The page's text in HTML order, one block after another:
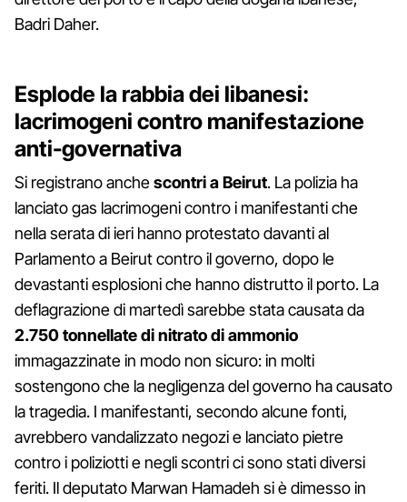
Badri Daher.
Esplode la rabbia dei libanesi:
lacrimogeni contro manifestazione
anti-governativa
Si registrano anchescontri a Beirut. La polizia ha
lanciato gas lacrimogeni contro i manifestanti che
nella serata di ieri hanno protestato davanti al
Parlamento a Beirut contro il governo, dopo le
devastanti esplosioni che hanno distrutto il porto. La
deflagrazione di martedì sarebbe stata causata da
2.750 tonnellate di nitrato di ammonio
immagazzinate in modo non sicuro: in molti
sostengono che la negligenza del governo ha causato
la tragedia. I manifestanti, secondo alcune fonti,
avrebbero vandalizzato negozi e lanciato pietre
contro i poliziotti e negli scontri ci sono stati diversi
feriti. Il deputato Marwan Hamadeh si è dimesso in